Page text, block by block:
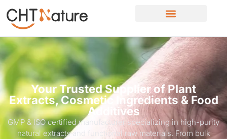
Your Trusted Supplier of Plant
Extracts, Cosmetic Ingredients & Food
Additives
GMP & ISO certified manufacturer specializing in high-purity
natural extracts and functional raw materials. From bulk